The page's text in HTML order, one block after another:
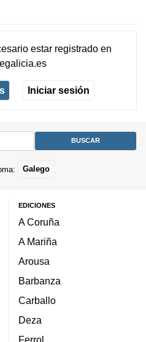
estar registradoen
Iniciar sesión
Galego
EDICIONES
A Coruña
A Mariña
Arousa
Barbanza
Carballo
Deza
Ferrol